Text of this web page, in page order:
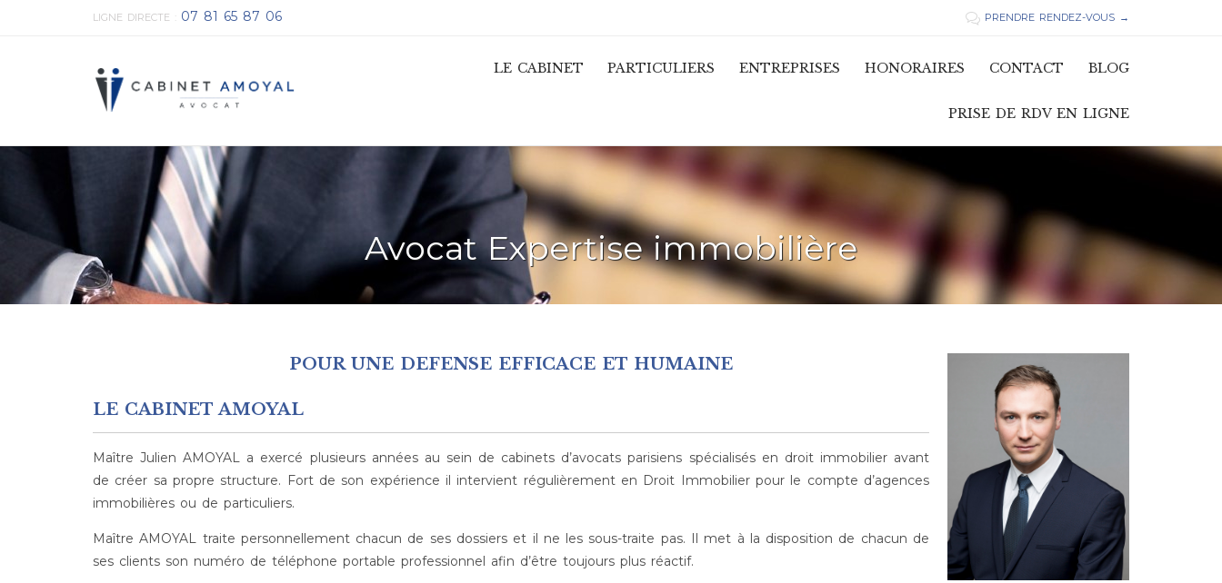
LIGNE DIRECTE : 07 81 65 87 06  PRENDRE RENDEZ-VOUS →
LE CABINET PARTICULIERS ENTREPRISES HONORAIRES CONTACT BLOG
PRISE DE RDV EN LIGNE
Avocat Expertise immobilière
POUR UNE DEFENSE EFFICACE ET HUMAINE
LE CABINET AMOYAL
Maître Julien AMOYAL a exercé plusieurs années au sein de cabinets d’avocats parisiens spécialisés en droit immobilier avant
de créer sa propre structure. Fort de son expérience il intervient régulièrement en Droit Immobilier pour le compte d’agences
immobilières ou de particuliers.
Maître AMOYAL traite personnellement chacun de ses dossiers et il ne les sous-traite pas. Il met à la disposition de chacun de
ses clients son numéro de téléphone portable professionnel afin d’être toujours plus réactif.